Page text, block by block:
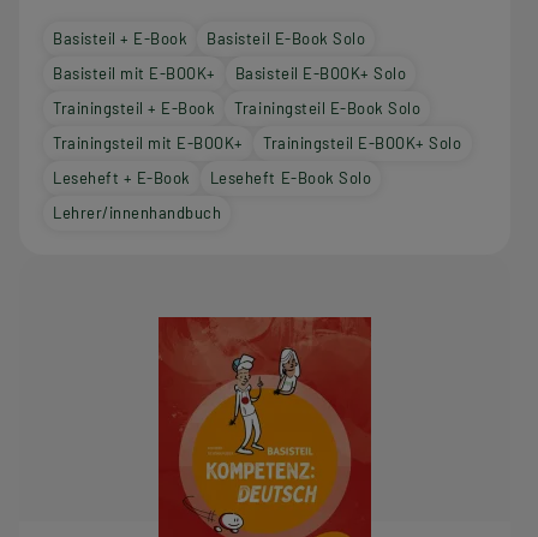
Basisteil + E-Book
Basisteil E-Book Solo
Basisteil mit E-BOOK+
Basisteil E-BOOK+ Solo
Trainingsteil + E-Book
Trainingsteil E-Book Solo
Trainingsteil mit E-BOOK+
Trainingsteil E-BOOK+ Solo
Leseheft + E-Book
Leseheft E-Book Solo
Lehrer/innenhandbuch